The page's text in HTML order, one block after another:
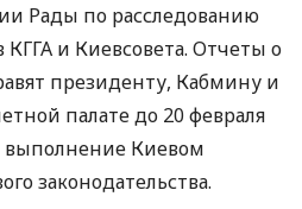
Рады по расследованию
и Киевсовета. Отчеты о
президенту, Кабмину и
палате до 20 февраля
выполнение Киевом
законодательства.